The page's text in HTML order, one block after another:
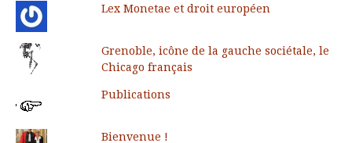
Lex Monetae et droit européen
Grenoble, icône de la gauche sociétale, le
Chicago français
Publications
Bienvenue !